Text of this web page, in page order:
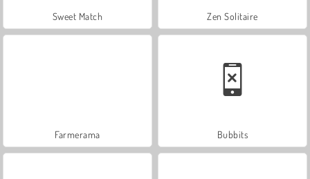
Sweet Match Zen Solitaire
Farmerama Bubbits